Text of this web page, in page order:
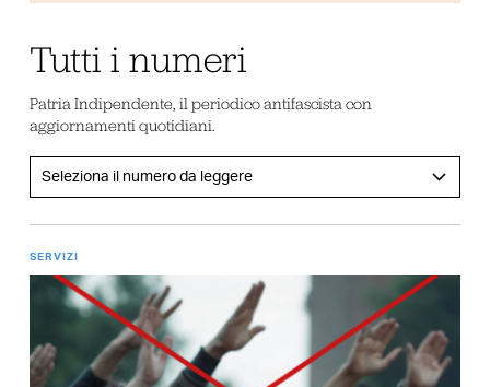
Tutti i numeri
Patria Indipendente, il periodico antifascista con
aggiornamenti quotidiani.
SERVIZI